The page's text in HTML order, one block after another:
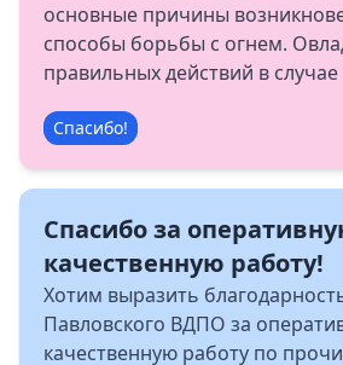
основные причины
способы борьбы с огнем.
правильных действий в
Спасибо!
Спасибо за
качественную работу!
Хотим выразить
Павловского ВДПО за
качественную работу по